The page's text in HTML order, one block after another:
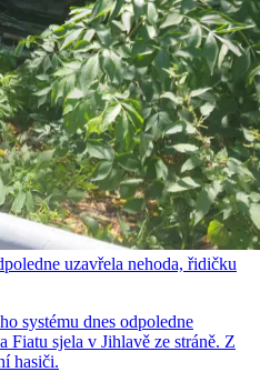
uzavřela nehoda, řidičku
systému dnes odpoledne
Fiatu sjela v Jihlavě ze stráně. Z
hasiči.